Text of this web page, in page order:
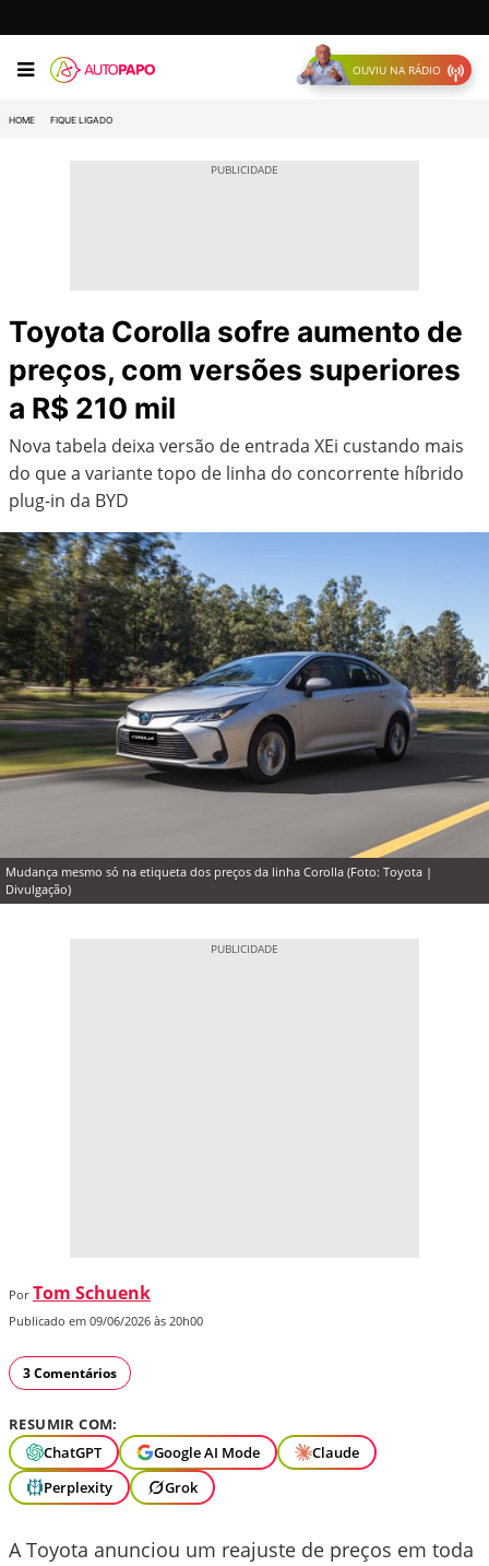
OUVIU NA RÁDIO
HOME FIQUE LIGADO
Toyota Corolla sofre aumento de
preços, com versões superiores
a R$ 210 mil
Nova tabela deixa versão de entrada XEi custando mais
do que a variante topo de linha do concorrente híbrido
plug-in da BYD
Mudança mesmo só na etiqueta dos preços da linha Corolla (Foto: Toyota |
Divulgação)
Por Tom Schuenk
Publicado em 09/06/2026 às 20h00
3 Comentários
RESUMIR COM:
ChatGPT
Google AI Mode
Claude
Perplexity
Grok
A Toyota anunciou um reajuste de preços em toda